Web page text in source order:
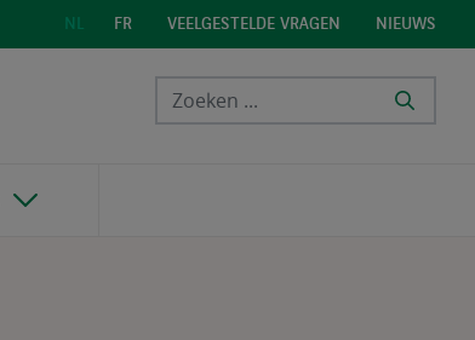
NL FR VEELGESTELDE VRAGEN NIEUWS